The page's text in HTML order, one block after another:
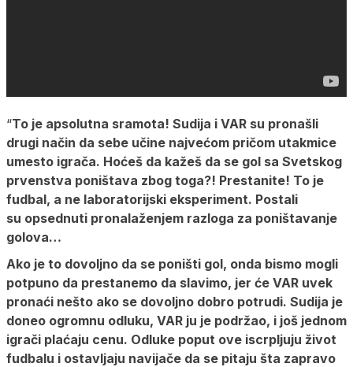
“To je apsolutna sramota! Sudija i VAR su pronašli
drugi način da sebe učine najvećom pričom utakmice
umesto igrača. Hoćeš da kažeš da se gol sa Svetskog
prvenstva poništava zbog toga?! Prestanite! To je
fudbal, a ne laboratorijski eksperiment. Postali
su opsednuti pronalaženjem razloga za poništavanje
golova…
Ako je to dovoljno da se poništi gol, onda bismo mogli
potpuno da prestanemo da slavimo, jer će VAR uvek
pronaći nešto ako se dovoljno dobro potrudi. Sudija je
doneo ogromnu odluku, VAR ju je podržao, i još jednom
igrači plaćaju cenu. Odluke poput ove iscrpljuju život
fudbalu i ostavljaju navijače da se pitaju šta zapravo